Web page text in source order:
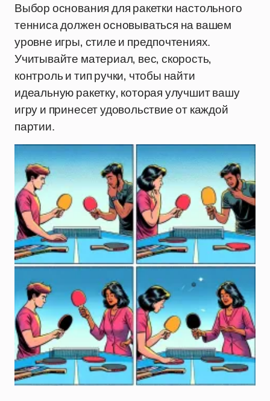
Выбор основания для ракетки настольного
тенниса должен основываться на вашем
уровне игры, стиле и предпочтениях.
Учитывайте материал, вес, скорость,
контроль и тип ручки, чтобы найти
идеальную ракетку, которая улучшит вашу
игру и принесет удовольствие от каждой
партии.